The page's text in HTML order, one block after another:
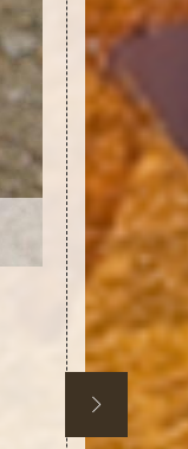
à
Possédant